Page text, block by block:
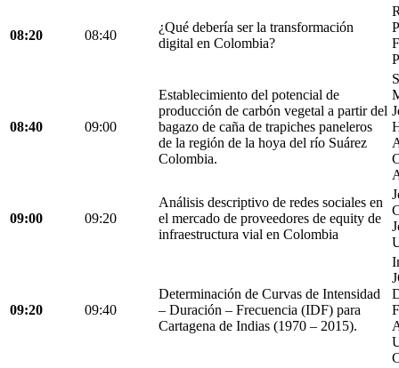
08:20 08:40
¿Qué debería ser la transformación
digital en Colombia?
08:40 09:00
Establecimiento del potencial de
producción de carbón vegetal a partir del
bagazo de caña de trapiches paneleros
de la región de la hoya del río Suárez
Colombia.
09:00 09:20
Análisis descriptivo de redes sociales en
el mercado de proveedores de equity de
infraestructura vial en Colombia
09:20 09:40
Determinación de Curvas de Intensidad
– Duración – Frecuencia (IDF) para
Cartagena de Indias (1970 – 2015).